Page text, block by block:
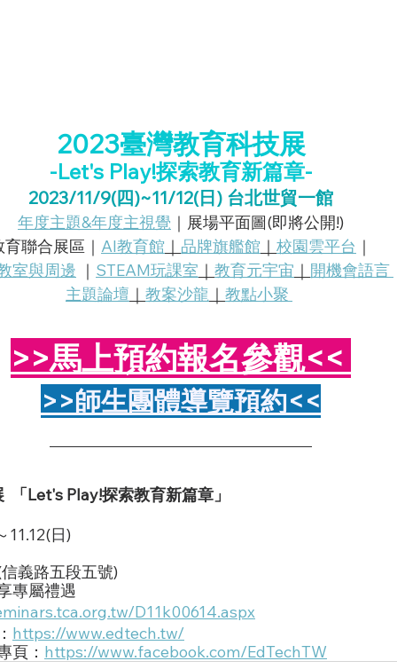
2023臺灣教育科技展
-Let's Play!探索教育新篇章-
2023/11/9(四)~11/12(日) 台北世貿一館
年度主題&年度主視覺 ｜展場平面圖(即將公開!)
育聯合展區｜ AI教育館 ｜ 品牌旗艦館 ｜ 校園雲平台 ｜
室與周邊 ｜ STEAM玩課室 ｜ 教育元宇宙 ｜ 開機會語言
主題論壇 ｜ 教案沙龍 ｜ 教點小聚
>>馬上預約報名參觀<<
>>師生團體導覽預約<<
「Let's Play!探索教育新篇章」
11.12(日)
義路五段五號)
專屬禮遇
D11k00614.aspx
https://www.edtech.tw/
頁： https://www.facebook.com/EdTechTW